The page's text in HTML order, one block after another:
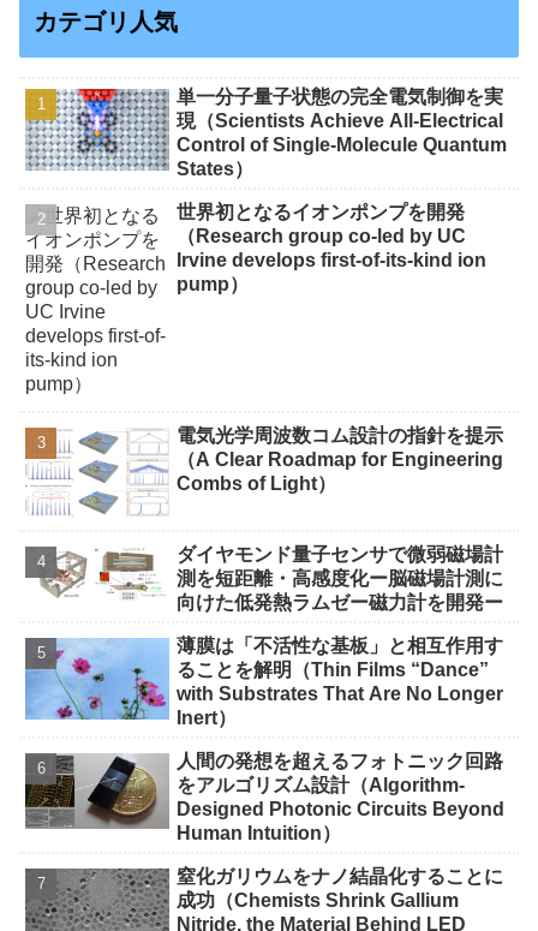
カテゴリ人気
単一分子量子状態の完全電気制御を実
現（Scientists Achieve All-Electrical
Control of Single-Molecule Quantum
States）
世界初となるイオンポンプを開発
（Research group co-led by UC
Irvine develops first-of-its-kind ion
pump）
電気光学周波数コム設計の指針を提示
（A Clear Roadmap for Engineering
Combs of Light）
ダイヤモンド量子センサで微弱磁場計
測を短距離・高感度化ー脳磁場計測に
向けた低発熱ラムゼー磁力計を開発ー
薄膜は「不活性な基板」と相互作用す
ることを解明（Thin Films “Dance”
with Substrates That Are No Longer
Inert）
人間の発想を超えるフォトニック回路
をアルゴリズム設計（Algorithm-
Designed Photonic Circuits Beyond
Human Intuition）
窒化ガリウムをナノ結晶化することに
成功（Chemists Shrink Gallium
Nitride, the Material Behind LED